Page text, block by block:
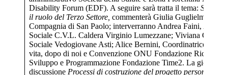
Disability Forum (EDF). A seguire sarà tratta il tema:
il ruolo del Terzo Settore, commenterà Giulia Guglielmini,
Compagnia di San Paolo; interverranno Andrea Faini,
Sociale C.V.L. Caldera Virginio Lumezzane; Viviana
Sociale Vedogiovane Asti; Alice Bernini, Coordinatrice della
vita, dopo di noi e Convenzione ONU Fondazione
Sviluppo e Programmazione Fondazione Time2. La giornata
discussione Processi di costruzione del progetto